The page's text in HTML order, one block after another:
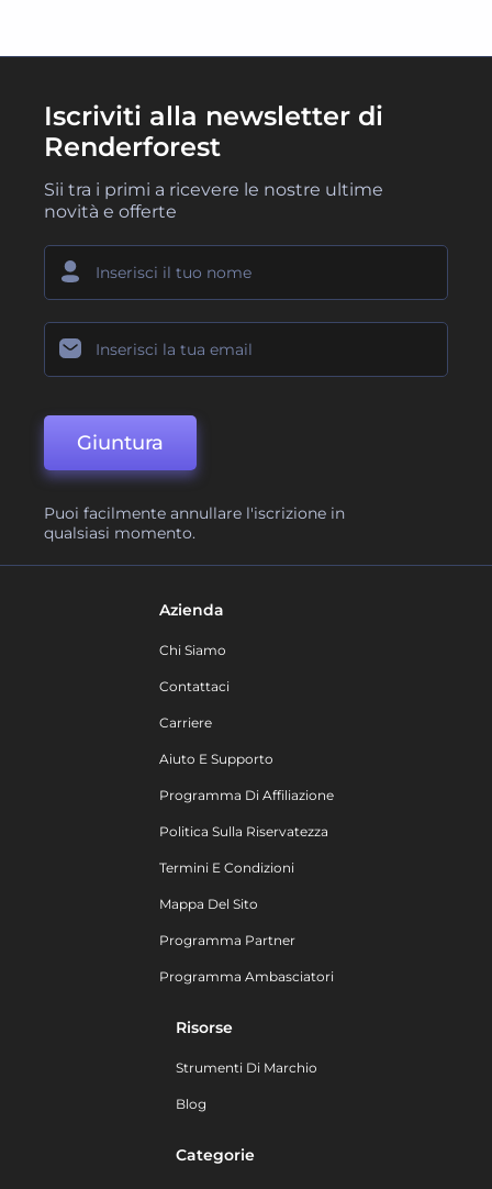
Iscriviti alla newsletter di
Renderforest
Sii tra i primi a ricevere le nostre ultime
novità e offerte
Giuntura
Puoi facilmente annullare l'iscrizione in
qualsiasi momento.
Azienda
Chi Siamo
Contattaci
Carriere
Aiuto E Supporto
Programma Di Affiliazione
Politica Sulla Riservatezza
Termini E Condizioni
Mappa Del Sito
Programma Partner
Programma Ambasciatori
Risorse
Strumenti Di Marchio
Blog
Categorie